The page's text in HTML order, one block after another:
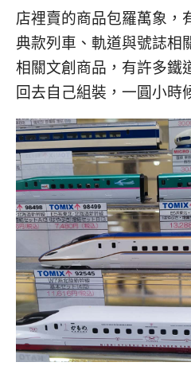
店裡賣的商品包羅萬象，
典款列車、軌道與號誌相
相關文創商品，有許多鐵
回去自己組裝，一圓小時